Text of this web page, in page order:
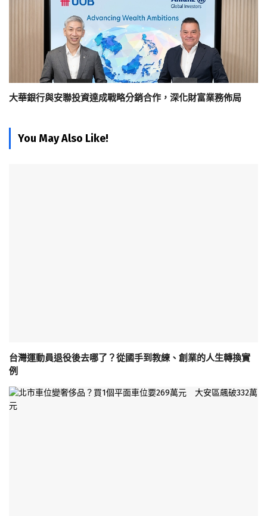
大華銀行與安聯投資達成戰略分銷合作，深化財富業務佈局
You May Also Like!
台灣運動員退役後去哪了？從國手到教練、創業的人生轉換實
例